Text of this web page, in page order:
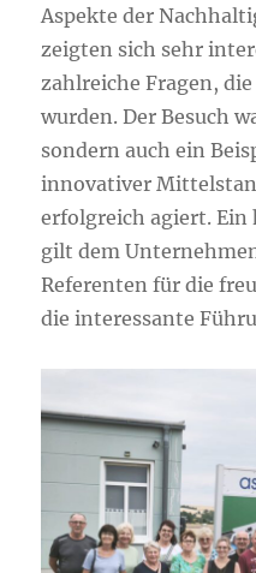
Aspekte der
zeigten sich sehr
zahlreiche Fragen,
wurden. Der Besuch
sondern auch ein
innovativer
erfolgreich agiert. Ein
gilt dem
Referenten für die
die interessante